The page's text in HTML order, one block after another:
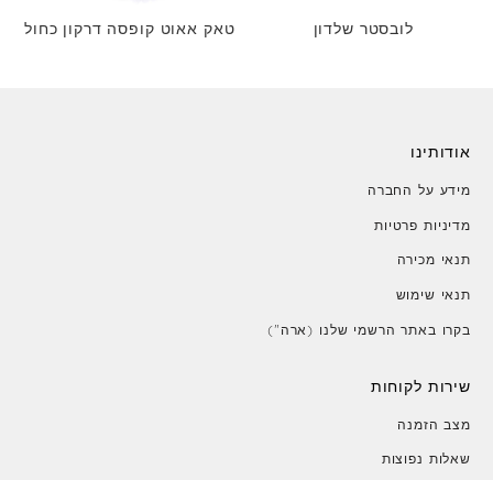
לובסטר שלדון טאק אאוט קופסה דרקון כחול
אודותינו
מידע על החברה
מדיניות פרטיות
תנאי מכירה
תנאי שימוש
בקרו באתר הרשמי שלנו (ארה")
שירות לקוחות
מצב הזמנה
שאלות נפוצות